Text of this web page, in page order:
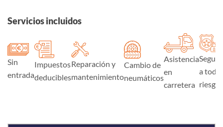
Servicios incluidos
Sin
entrada
Impuestos
deducibles
Reparación y
mantenimiento
Cambio de
neumáticos
Asistencia
en
carretera
Seguro
a todo
riesgo